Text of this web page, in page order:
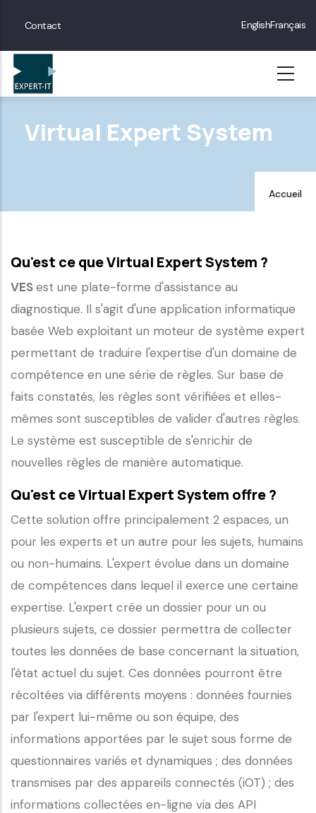
main
content
Menu
Contact EnglishFrançais
Virtual Expert System
Accueil
Qu'est ce que Virtual Expert System ?
VESest une plate-forme d'assistance au
diagnostique. Il s'agit d'une application informatique
basée Web exploitant un moteur de système expert
permettant de traduire l'expertise d'un domaine de
compétence en une série de règles. Sur base de
faits constatés, les règles sont vérifiées et elles-
mêmes sont susceptibles de valider d'autres règles.
Le système est susceptible de s'enrichir de
nouvelles règles de manière automatique.
Qu'est ce Virtual Expert System offre ?
Cette solution offre principalement 2 espaces, un
pour les experts et un autre pour les sujets, humains
ou non-humains. L'expert évolue dans un domaine
de compétences dans lequel il exerce une certaine
expertise. L'expert crée un dossier pour un ou
plusieurs sujets, ce dossier permettra de collecter
toutes les données de base concernant la situation,
l'état actuel du sujet. Ces données pourront être
récoltées via différents moyens : données fournies
par l'expert lui-même ou son équipe, des
informations apportées par le sujet sous forme de
questionnaires variés et dynamiques ; des données
transmises par des appareils connectés (iOT) ; des
informations collectées en-ligne via des API